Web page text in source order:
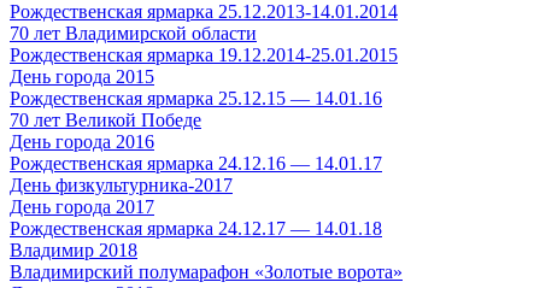
Рождественская ярмарка 25.12.2013-14.01.2014
70 лет Владимирской области
Рождественская ярмарка 19.12.2014-25.01.2015
День города 2015
Рождественская ярмарка 25.12.15 — 14.01.16
70 лет Великой Победе
День города 2016
Рождественская ярмарка 24.12.16 — 14.01.17
День физкультурника-2017
День города 2017
Рождественская ярмарка 24.12.17 — 14.01.18
Владимир 2018
Владимирский полумарафон «Золотые ворота»